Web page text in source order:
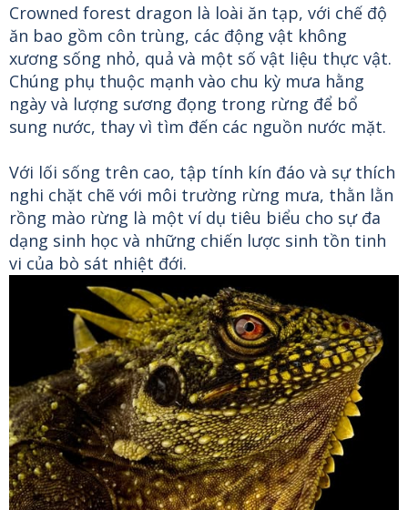
Crowned forest dragon là loài ăn tạp, với chế độ
ăn bao gồm côn trùng, các động vật không
xương sống nhỏ, quả và một số vật liệu thực vật.
Chúng phụ thuộc mạnh vào chu kỳ mưa hằng
ngày và lượng sương đọng trong rừng để bổ
sung nước, thay vì tìm đến các nguồn nước mặt.
Với lối sống trên cao, tập tính kín đáo và sự thích
nghi chặt chẽ với môi trường rừng mưa, thằn lằn
rồng mào rừng là một ví dụ tiêu biểu cho sự đa
dạng sinh học và những chiến lược sinh tồn tinh
vi của bò sát nhiệt đới.